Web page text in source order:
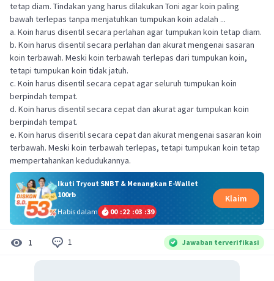
tetap diam. Tindakan yang harus dilakukan Toni agar koin paling
bawah terlepas tanpa menjatuhkan tumpukan koin adalah ...
a. Koin harus disentil secara perlahan agar tumpukan koin tetap diam.
b. Koin harus disentil secara perlahan dan akurat mengenai sasaran
koin terbawah. Meski koin terbawah terlepas dari tumpukan koin,
tetapi tumpukan koin tidak jatuh.
c. Koin harus disentil secara cepat agar seluruh tumpukan koin
berpindah tempat.
d. Koin harus disentil secara cepat dan akurat agar tumpukan koin
berpindah tempat.
e. Koin harus diseritil secara cepat dan akurat mengenai sasaran koin
terbawah. Meski koin terbawah terlepas, tetapi tumpukan koin tetap
mempertahankan kedudukannya.
Ikuti Tryout SNBT & Menangkan E-Wallet
100rb
Habis dalam
00 :22 :03 :38
Klaim
1 1 Jawaban terverifikasi